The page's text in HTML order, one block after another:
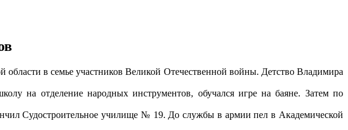
в семье участников Великой Отечественной войны. Детство Владимира
на отделение народных инструментов, обучался игре на баяне. Затем по
Судостроительное училище № 19. До службы в армии пел в Академической